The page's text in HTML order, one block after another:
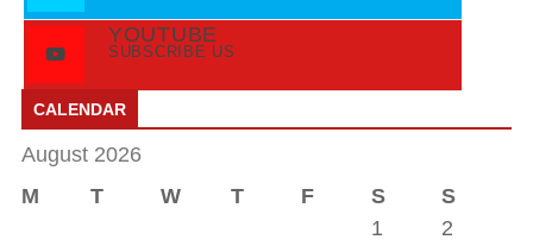
YOUTUBE
SUBSCRIBE US
CALENDAR
August 2026
M
T W T F S
S
1
2